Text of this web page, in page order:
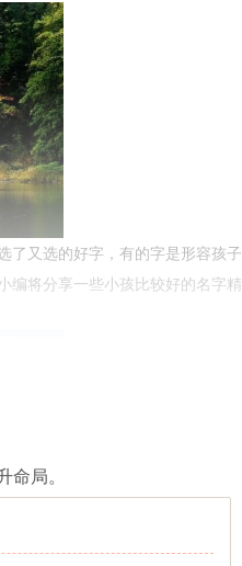
了又选的好字，有的字是形容孩子
编将分享一些小孩比较好的名字精
局。